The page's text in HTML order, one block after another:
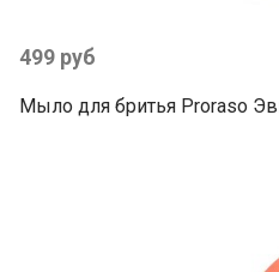
499 руб
Мыло для бритья Proraso